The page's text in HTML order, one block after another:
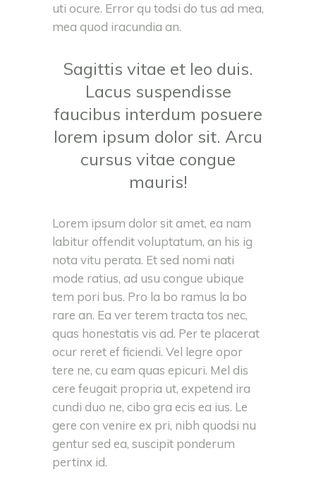
uti ocure. Error qu todsi do tus ad mea,
mea quod iracundia an.
Sagittis vitae et leo duis.
Lacus suspendisse
faucibus interdum posuere
lorem ipsum dolor sit. Arcu
cursus vitae congue
mauris!
Lorem ipsum dolor sit amet, ea nam
labitur offendit voluptatum, an his ig
nota vitu perata. Et sed nomi nati
mode ratius, ad usu congue ubique
tem pori bus. Pro la bo ramus la bo
rare an. Ea ver terem tracta tos nec,
quas honestatis vis ad. Per te placerat
ocur reret ef ficiendi. Vel legre opor
tere ne, cu eam quas epicuri. Mel dis
cere feugait propria ut, expetend ira
cundi duo ne, cibo gra ecis ea ius. Le
gere con venire ex pri, nibh quodsi nu
gentur sed ea, suscipit ponderum
pertinx id.